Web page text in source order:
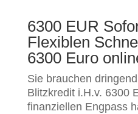
6300 EUR
Flexiblen
6300 Euro
Sie brauchen
Blitzkredit i.H.v. 6300
finanziellen Engpass